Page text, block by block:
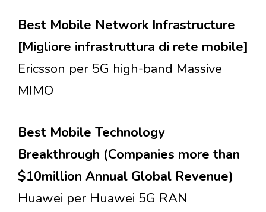
Best Mobile Network Infrastructure
[Migliore infrastruttura di rete mobile]
Ericsson per 5G high-band Massive
MIMO
Best Mobile Technology
Breakthrough (Companies more than
$10million Annual Global Revenue)
Huawei per Huawei 5G RAN